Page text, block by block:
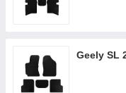
Geely SL